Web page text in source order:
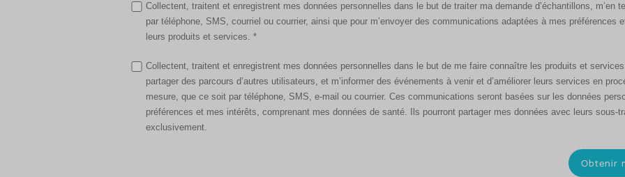
Collectent, traitent et enregistrent mes données personnelles dans le but de traiter ma demande d’échantillons, m’en
par téléphone, SMS, courriel ou courrier, ainsi que pour m’envoyer des communications adaptées à mes préférences
leurs produits et services. *
Collectent, traitent et enregistrent mes données personnelles dans le but de me faire connaître les produits et
partager des parcours d’autres utilisateurs, et m’informer des événements à venir et d’améliorer leurs services en
mesure, que ce soit par téléphone, SMS, e-mail ou courrier. Ces communications seront basées sur les données
préférences et mes intérêts, comprenant mes données de santé. Ils pourront partager mes données avec leurs sous-
exclusivement.